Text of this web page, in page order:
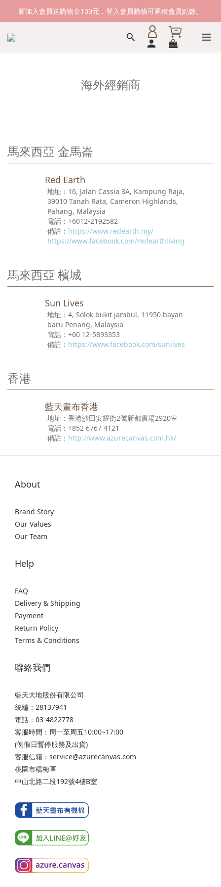
新加入會員送購物金100元，登入會員購物可累積會員點數。
新加入會員送購物金100元，登入會員購物可累積會員點數。
滿1500元免運費。 滿2000元，貨到付款免運。
海外經銷商
馬來西亞 金馬崙
Red Earth
16, Jalan Cassia 3A, Kampung Raja,
39010 Tanah Rata, Cameron Highlands,
Pahang, Malaysia
+6012-2192582
https://www.redearth.my/
https://www.facebook.com/redearthliving
馬來西亞 檳城
Sun Lives
4, Solok bukit jambul, 11950 bayan
baru Penang, Malaysia
+60 12-5893353
https://www.facebook.com/sunlives
香港
藍天畫布香港
香港沙田安耀街2號新都廣場2920室
+852 6767 4121
http://www.azurecanvas.com.hk/
About
Brand Story
Our Values
Our Team
Help
FAQ
Delivery & Shipping
Payment
Return Policy
Terms & Conditions
聯絡我們
藍天大地股份有限公司
統編：28137941
電話：03-4822778
客服時間：周一至周五10:00~17:00
(例假日暫停服務及出貨)
客服信箱：service@azurecanvas.com
桃園市楊梅區
中山北路二段192號4樓B室